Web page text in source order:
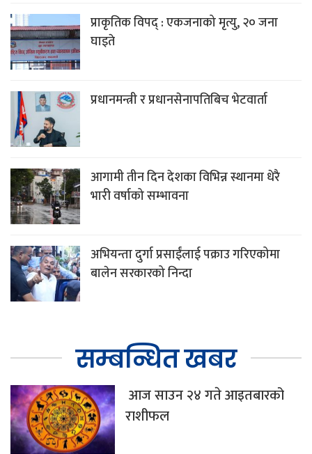
प्राकृतिक विपद् : एकजनाको मृत्यु, २० जना
घाइते
प्रधानमन्त्री र प्रधानसेनापतिबिच भेटवार्ता
आगामी तीन दिन देशका विभिन्न स्थानमा धेरै
भारी वर्षाको सम्भावना
अभियन्ता दुर्गा प्रसाईंलाई पक्राउ गरिएकोमा
बालेन सरकारको निन्दा
सम्बन्धित खबर
आज साउन २४ गते आइतबारको
राशीफल